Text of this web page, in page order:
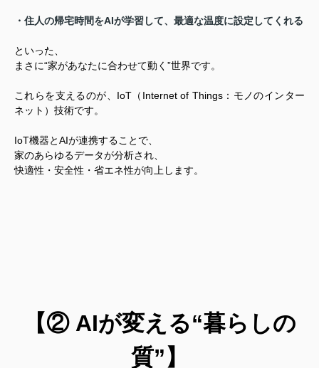
・住人の帰宅時間をAIが学習して、最適な温度に設定してくれる
といった、
まさに“家があなたに合わせて動く”世界です。
これらを支えるのが、IoT（Internet of Things：モノのインター
ネット）技術です。
IoT機器とAIが連携することで、
家のあらゆるデータが分析され、
快適性・安全性・省エネ性が向上します。
【② AIが変える“暮らしの
質”】